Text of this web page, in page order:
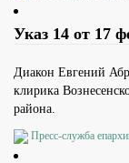
Указ 14 от 17
Диакон Евгений
клирика
района.
Пресс-служба